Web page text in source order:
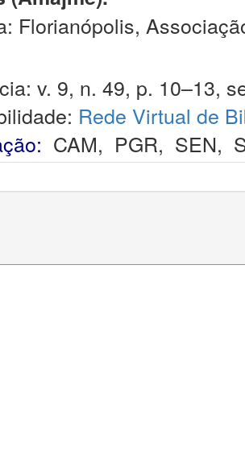
Florianópolis,
v. 9, n. 49, p. 10–13,
Rede Virtual de
CAM, PGR, SEN,